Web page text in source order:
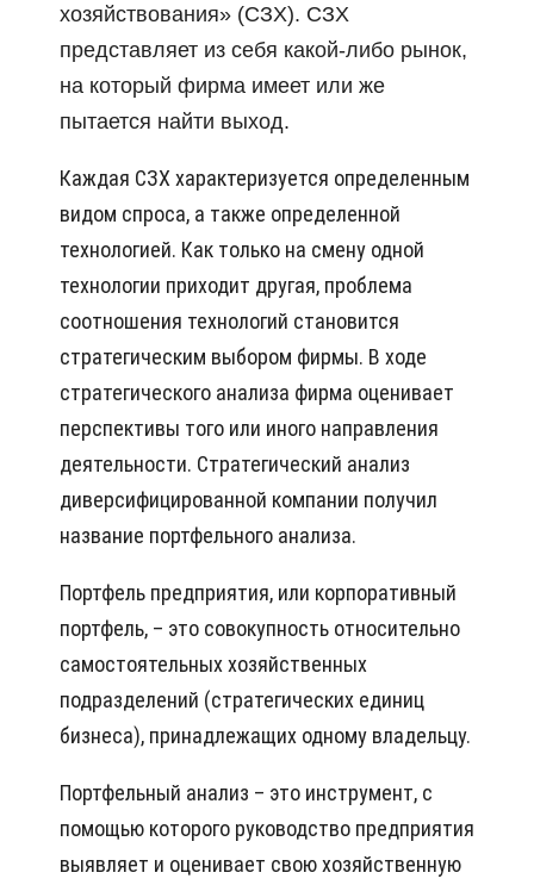
хозяйствования» (СЗХ). СЗХ
представляет из себя какой-либо рынок,
на который фирма имеет или же
пытается найти выход.
Каждая СЗХ характеризуется определенным
видом спроса, а также определенной
технологией. Как только на смену одной
технологии приходит другая, проблема
соотношения технологий становится
стратегическим выбором фирмы. В ходе
стратегического анализа фирма оценивает
перспективы того или иного направления
деятельности. Стратегический анализ
диверсифицированной компании получил
название портфельного анализа.
Портфель предприятия, или корпоративный
портфель, – это совокупность относительно
самостоятельных хозяйственных
подразделений (стратегических единиц
бизнеса), принадлежащих одному владельцу.
Портфельный анализ – это инструмент, с
помощью которого руководство предприятия
выявляет и оценивает свою хозяйственную